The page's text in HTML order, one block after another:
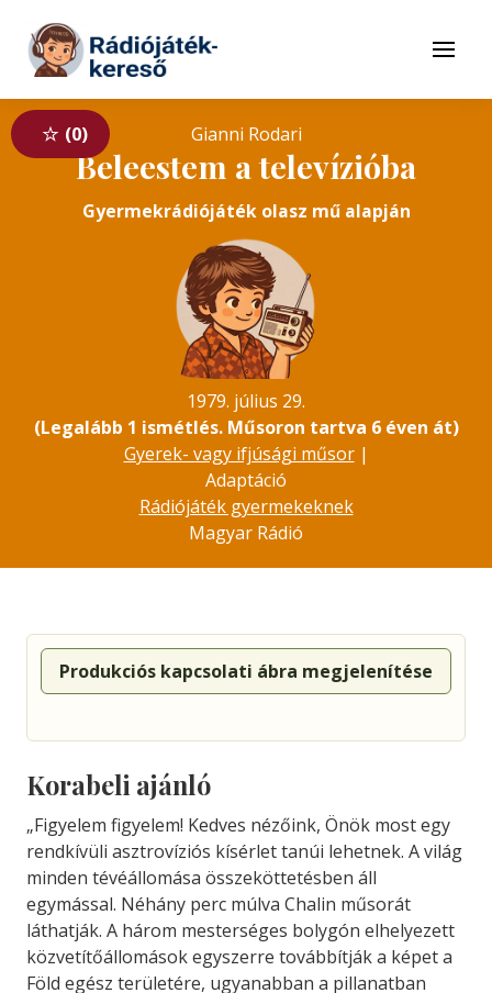
Tovább a tartalomhoz
Menü
0 Gianni Rodari
Beleestem a televízióba
Gyermekrádiójáték olasz mű alapján
1979. július 29.
(Legalább 1 ismétlés. Műsoron tartva 6 éven át)
Gyerek- vagy ifjúsági műsor|
Adaptáció
Rádiójáték gyermekeknek
Magyar Rádió
Produkciós kapcsolati ábra megjelenítése
Korabeli ajánló
„Figyelem figyelem! Kedves nézőink, Önök most egy
rendkívüli asztrovíziós kísérlet tanúi lehetnek. A világ
minden tévéállomása összeköttetésben áll
egymással. Néhány perc múlva Chalin műsorát
láthatják. A három mesterséges bolygón elhelyezett
közvetítőállomások egyszerre továbbítják a képet a
Föld egész területére, ugyanabban a pillanatban